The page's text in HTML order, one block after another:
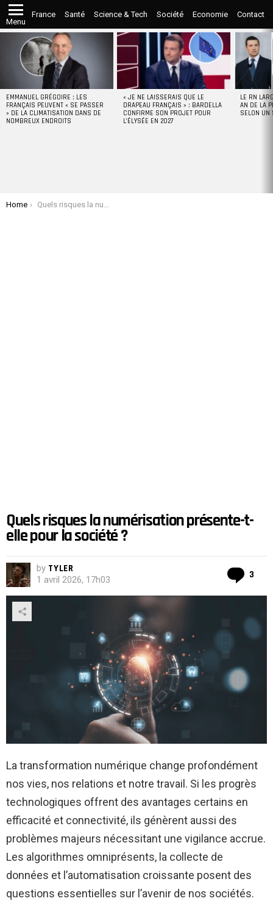
Menu
France Santé Science & Tech Société Economie Contact
STORIES
EMMANUEL GRÉGOIRE : LES
FRANÇAIS PEUVENT « SE PASSER
» DE LA CLIMATISATION DANS DE
NOMBREUX ENDROITS
« JE NE LAISSERAIS QUE LE
DRAPEAU FRANÇAIS » : BARDELLA
CONFIRME SON PROJET POUR
L’ÉLYSÉE EN 2027
LE RN
AN DE LA
SELON UN
You are here:
Home Quels risques la numérisation présente-t-elle pour la société ?
Quels risques la numérisation présente-t-
elle pour la société ?
by TYLER
1 avril 2026, 17h03 3
La transformation numérique change profondément
nos vies, nos relations et notre travail. Si les progrès
technologiques offrent des avantages certains en
efficacité et connectivité, ils génèrent aussi des
problèmes majeurs nécessitant une vigilance accrue.
Les algorithmes omniprésents, la collecte de
données et l’automatisation croissante posent des
questions essentielles sur l’avenir de nos sociétés.